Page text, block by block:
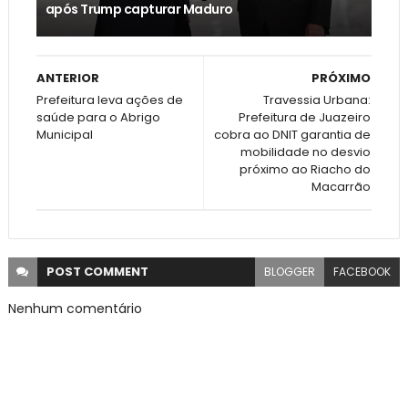
após Trump capturar Maduro
PRÓXIMO
Travessia Urbana:
Prefeitura de Juazeiro
cobra ao DNIT garantia de
mobilidade no desvio
próximo ao Riacho do
Macarrão
ANTERIOR
Prefeitura leva ações de
saúde para o Abrigo
Municipal
POST COMMENT BLOGGER FACEBOOK
Nenhum comentário